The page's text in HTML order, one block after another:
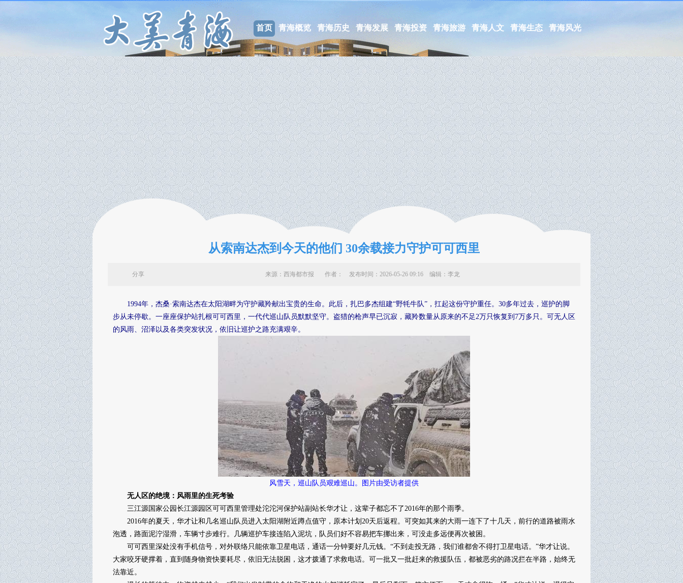
首页 青海概览 青海历史 青海发展 青海投资 青海旅游 青海人文 青海生态 青海风光
从索南达杰到今天的他们 30余载接力守护可可西里
来源：西海都市报 作者： 发布时间：2026-05-26 09:16 编辑：李龙
分享
1994年，杰桑·索南达杰在太阳湖畔为守护藏羚献出宝贵的生命。此后，扎巴多杰组建“野牦牛队”，扛起这份守护重任。30多年过去，巡护的脚
步从未停歇。一座座保护站扎根可可西里，一代代巡山队员默默坚守。盗猎的枪声早已沉寂，藏羚数量从原来的不足2万只恢复到7万多只。可无人区
的风雨、沼泽以及各类突发状况，依旧让巡护之路充满艰辛。
风雪天，巡山队员艰难巡山。图片由受访者提供
无人区的绝境：风雨里的生死考验
三江源国家公园长江源园区可可西里管理处沱沱河保护站副站长华才让，这辈子都忘不了2016年的那个雨季。
2016年的夏天，华才让和几名巡山队员进入太阳湖附近蹲点值守，原本计划20天后返程。可突如其来的大雨一连下了十几天，前行的道路被雨水
泡透，路面泥泞湿滑，车辆寸步难行。几辆巡护车接连陷入泥坑，队员们好不容易把车挪出来，可没走多远便再次被困。
可可西里深处没有手机信号，对外联络只能依靠卫星电话，通话一分钟要好几元钱。“不到走投无路，我们谁都舍不得打卫星电话。”华才让说。
大家咬牙硬撑着，直到随身物资快要耗尽，依旧无法脱困，这才拨通了求救电话。可一批又一批赶来的救援队伍，都被恶劣的路况拦在半路，始终无
法靠近。